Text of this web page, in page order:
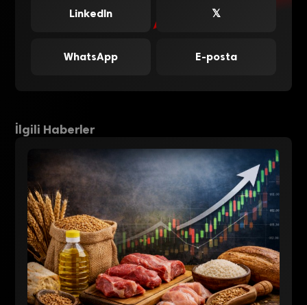
LinkedIn 𝕏
WhatsApp E-posta
İlgili Haberler